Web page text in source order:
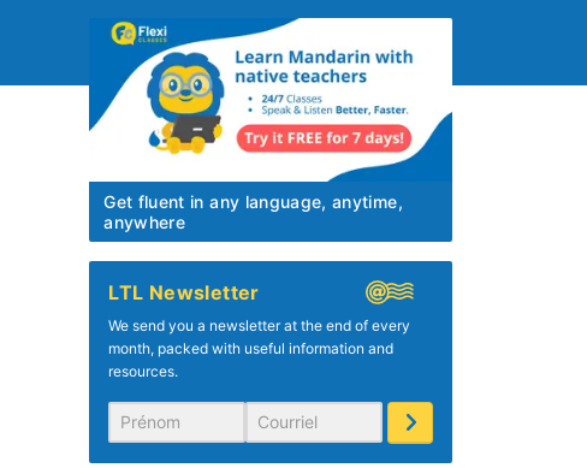
Get fluent in any language, anytime,
anywhere
LTL Newsletter
We send you a newsletter at the end of every
month, packed with useful information and
resources.